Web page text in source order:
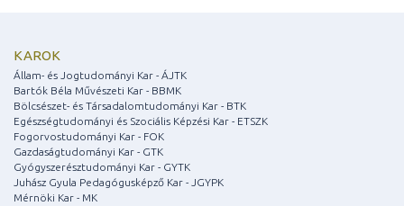
KAROK
Állam- és Jogtudományi Kar - ÁJTK
Bartók Béla Művészeti Kar - BBMK
Bölcsészet- és Társadalomtudományi Kar - BTK
Egészségtudományi és Szociális Képzési Kar - ETSZK
Fogorvostudományi Kar - FOK
Gazdaságtudományi Kar - GTK
Gyógyszerésztudományi Kar - GYTK
Juhász Gyula Pedagógusképző Kar - JGYPK
Mérnöki Kar - MK